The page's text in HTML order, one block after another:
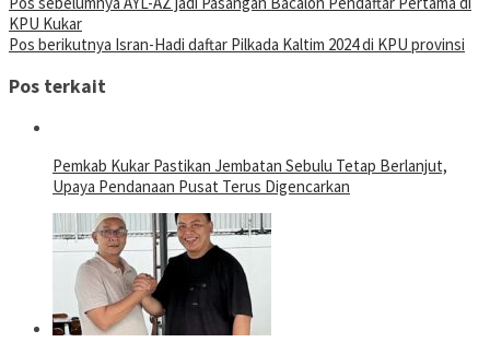
KPU Kukar
Pos berikutnya Isran-Hadi daftar Pilkada Kaltim 2024 di KPU provinsi
Pos terkait
Pemkab Kukar Pastikan Jembatan Sebulu Tetap Berlanjut,
Upaya Pendanaan Pusat Terus Digencarkan